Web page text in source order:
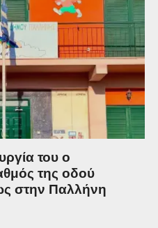
του ο
της οδού
στην Παλλήνη